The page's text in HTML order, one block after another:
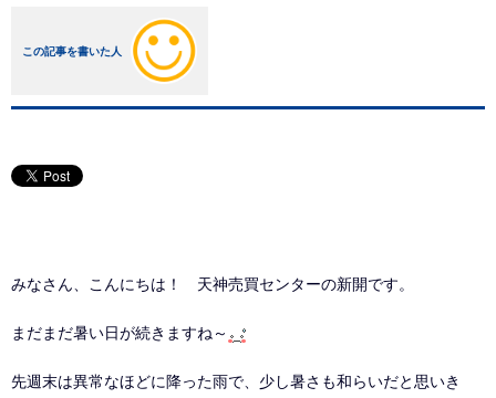
この記事を書いた人
みなさん、こんにちは！ 天神売買センターの新開です。
まだまだ暑い日が続きますね～
先週末は異常なほどに降った雨で、少し暑さも和らいだと思いき